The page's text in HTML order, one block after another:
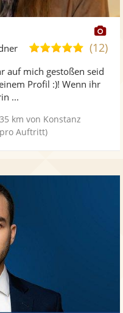
5,0
5
(12)
auf mich gestoßen seid
Profil :)! Wenn ihr
...
35 km von Konstanz
Auftritt)